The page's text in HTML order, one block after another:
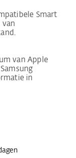
Smart
van
van Apple
in